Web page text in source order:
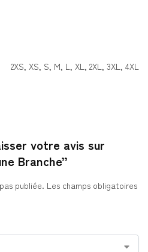
2XS, XS, S, M, L, XL, 2XL, 3XL, 4XL
votre avis sur
Branche”
publiée. Les champs obligatoires